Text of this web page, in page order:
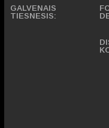
GALVENAIS
TIESNESIS: